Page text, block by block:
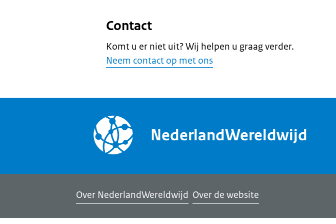
Contact
Komt u er niet uit? Wij helpen u graag verder.
Neem contact op met ons
NederlandWereldwijd
Over NederlandWereldwijd Over de website